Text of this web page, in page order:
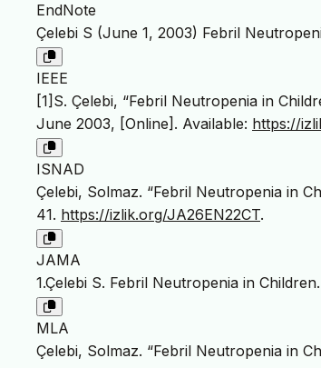
EndNote
Çelebi S (June 1, 2003) Febril
IEEE
[1]S. Çelebi, “Febril Neutropenia in
June 2003, [Online]. Available: https://
ISNAD
Çelebi, Solmaz. “Febril Neutropenia in
41. https://izlik.org/JA26EN22CT.
JAMA
1.Çelebi S. Febril Neutropenia in Children.
MLA
Çelebi, Solmaz. “Febril Neutropenia in